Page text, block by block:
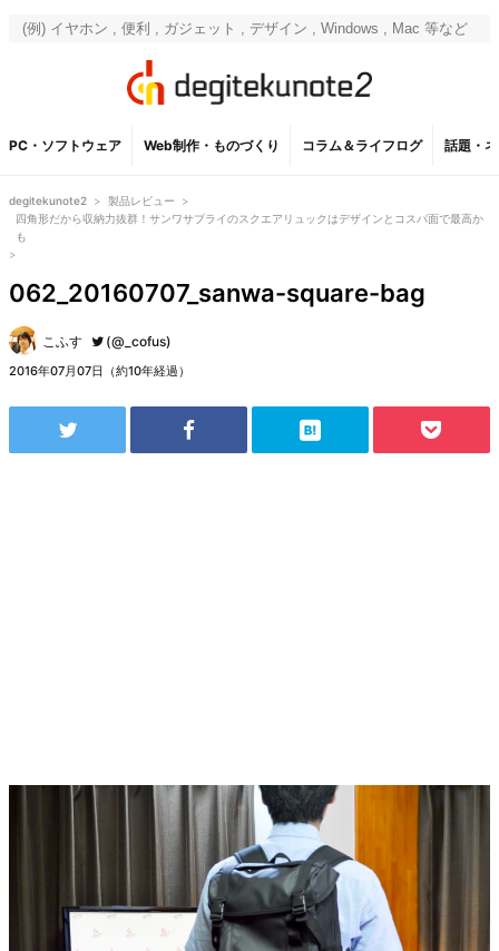
PC・ソフトウェア Web制作・ものづくり コラム＆ライフログ 話題・
degitekunote2 > 製品レビュー
>
四角形だから収納力抜群！サンワサプライのスクエアリュックはデザインとコスパ面で最高か
も
>
062_20160707_sanwa-square-bag
こふす (@_cofus)
2016年07月07日（約10年経過）